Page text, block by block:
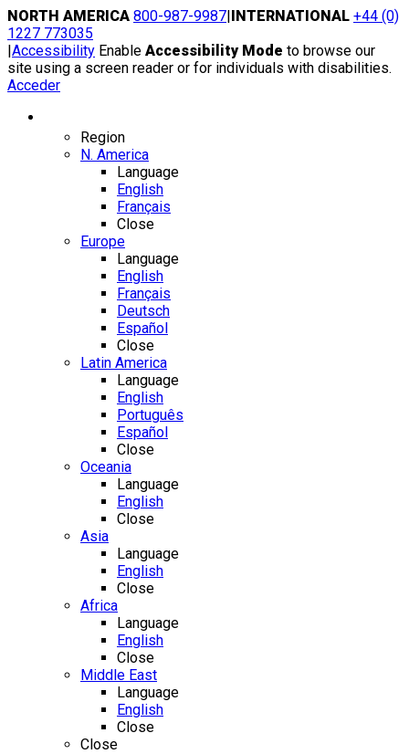
Skip
to
content
NORTH AMERICA 800-987-9987|INTERNATIONAL +44 (0)
1227 773035
|Accessibility Enable Accessibility Mode to browse our
site using a screen reader or for individuals with disabilities.
Acceder
Region
N. America
Language
English
Français
Close
Europe
Language
English
Français
Deutsch
Español
Close
Latin America
Language
English
Português
Español
Close
Oceania
Language
English
Close
Asia
Language
English
Close
Africa
Language
English
Close
Middle East
Language
English
Close
Close